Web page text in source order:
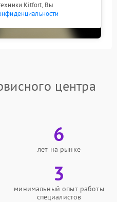
Kitfort, Вы
центра
6
лет на рынке
3
минимальный опыт работы
специалистов